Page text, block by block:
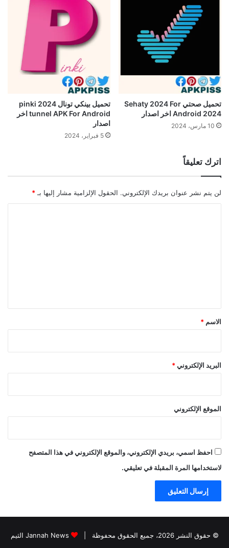
تحميل صحتي Sehaty 2024 For
Android 2024 اخر اصدار
10 مارس، 2024
تحميل بينكي تونال 2024 pinki
tunnel APK For Android اخر
اصدار
5 فبراير، 2024
اترك تعليقاً
لن يتم نشر عنوان بريدك الإلكتروني. الحقول الإلزامية مشار إليها بـ *
*
الاسم *
البريد الإلكتروني *
الموقع الإلكتروني
احفظ اسمي، بريدي الإلكتروني، والموقع الإلكتروني في هذا المتصفح
لاستخدامها المرة المقبلة في تعليقي.
© حقوق النشر 2026، جميع الحقوق محفوظة |
Jannah News الثيم